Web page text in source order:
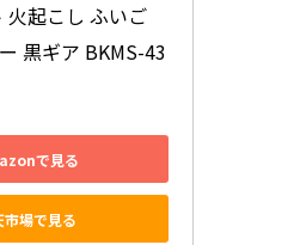
火起こし ふいご
黒ギア BKMS-43
で見る
市場で見る